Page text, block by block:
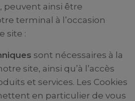
peuvent ainsi être
terminal à l’occasion
site :
sont nécessaires à la
site, ainsi qu’à l’accès
et services. Les Cookies
en particulier de vous